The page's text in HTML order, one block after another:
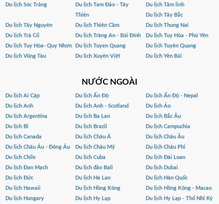
Du lịch Sóc Trăng
Du lịch Tam Đảo - Tây
Thiên
Du lịch Tâm linh
Du lịch Tây Bắc
Du lịch Tây Nguyên
Du lịch Thiên Cầm
Du lịch Thung Nai
Du lịch Trà Cổ
Du lịch Tràng An - Bái Đính
Du lịch Tuy Hòa - Phú Yên
Du lịch Tuy Hòa- Quy Nhơn
Du lịch Tuyen Quang
Du lịch Tuyên Quang
Du lịch Vũng Tàu
Du lịch Xuyên Việt Du lịch Yên Bái
NƯỚC NGOÀI
Du lịch Ai Cập Du lịch Ấn Độ
Du lịch Ấn Độ - Nepal
Du lịch Anh
Du lịch Anh - Scotland
Du lịch Áo
Du lịch Argentina
Du lịch Ba Lan
Du lịch Bắc Âu
Du lịch Bỉ
Du lịch Brazil
Du lịch Campuchia
Du lịch Canada
Du lịch Châu Á
Du lịch Châu Âu
Du lịch Châu Âu - Đông Âu
Du lịch Châu Mỹ
Du lịch Châu Phi
Du lịch Chile
Du lịch Cuba
Du lịch Đài Loan
Du lịch Đan Mạch
Du lịch đảo Bali
Du lịch Dubai
Du lịch Đức
Du lịch Hà Lan
Du lịch Hàn Quốc
Du lịch Hawaii
Du lịch Hồng Kông
Du lịch Hồng Kông - Macao
Du lịch Hungary
Du lịch Hy Lạp
Du lịch Hy Lạp - Thổ Nhĩ Kỳ